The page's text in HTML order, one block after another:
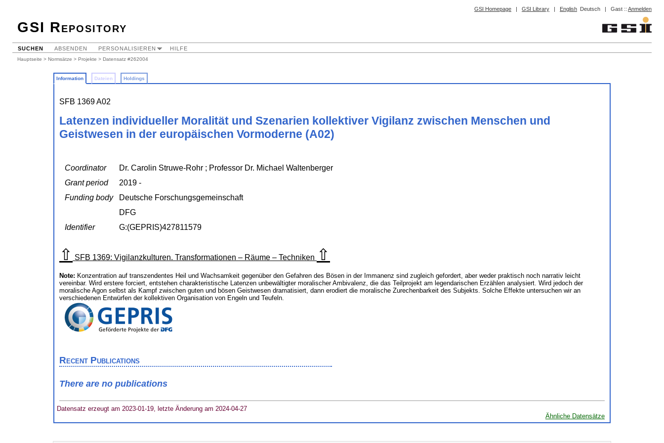
GSI Homepage | GSI Library | English Deutsch | Gast :: Anmelden
GSI Repository
SUCHEN ABSENDEN PERSONALISIEREN HILFE
Hauptseite > Normsätze > Projekte > Datensatz #262004
Information Dateien Holdings
SFB 1369 A02
Latenzen individueller Moralität und Szenarien kollektiver Vigilanz zwischen Menschen und
Geistwesen in der europäischen Vormoderne (A02)
Coordinator
Dr. Carolin Struwe-Rohr ; Professor Dr. Michael Waltenberger
Grant period
2019 -
Funding body
Deutsche Forschungsgemeinschaft
DFG
Identifier
G:(GEPRIS)427811579
⇧ SFB 1369: Vigilanzkulturen. Transformationen – Räume – Techniken ⇧
Note: Konzentration auf transzendentes Heil und Wachsamkeit gegenüber den Gefahren des Bösen in der Immanenz sind zugleich gefordert, aber weder praktisch noch narrativ leicht
vereinbar. Wird erstere forciert, entstehen charakteristische Latenzen unbewältigter moralischer Ambivalenz, die das Teilprojekt am legendarischen Erzählen analysiert. Wird jedoch der
moralische Agon selbst als Kampf zwischen guten und bösen Geistwesen dramatisiert, dann erodiert die moralische Zurechenbarkeit des Subjekts. Solche Effekte untersuchen wir an
verschiedenen Entwürfen der kollektiven Organisation von Engeln und Teufeln.
Recent Publications
There are no publications
Datensatz erzeugt am 2023-01-19, letzte Änderung am 2024-04-27
Ähnliche Datensätze